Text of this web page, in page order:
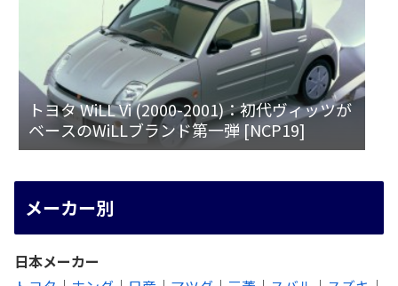
トヨタ WiLL Vi (2000-2001)：初代ヴィッツが
ベースのWiLLブランド第一弾 [NCP19]
メーカー別
日本メーカー